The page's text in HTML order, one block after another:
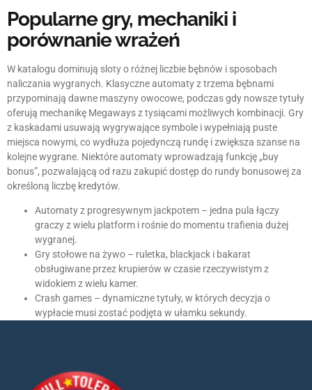
Popularne gry, mechaniki i
porównanie wrażeń
W katalogu dominują sloty o różnej liczbie bębnów i sposobach
naliczania wygranych. Klasyczne automaty z trzema bębnami
przypominają dawne maszyny owocowe, podczas gdy nowsze tytuły
oferują mechanikę Megaways z tysiącami możliwych kombinacji. Gry
z kaskadami usuwają wygrywające symbole i wypełniają puste
miejsca nowymi, co wydłuża pojedynczą rundę i zwiększa szanse na
kolejne wygrane. Niektóre automaty wprowadzają funkcję „buy
bonus”, pozwalającą od razu zakupić dostęp do rundy bonusowej za
określoną liczbę kredytów.
Automaty z progresywnym jackpotem – jedna pula łączy
graczy z wielu platform i rośnie do momentu trafienia dużej
wygranej.
Gry stołowe na żywo – ruletka, blackjack i bakarat
obsługiwane przez krupierów w czasie rzeczywistym z
widokiem z wielu kamer.
Crash games – dynamiczne tytuły, w których decyzja o
wypłacie musi zostać podjęta w ułamku sekundy.